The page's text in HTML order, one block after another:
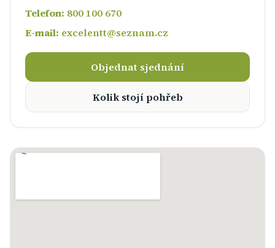
Telefon: 800 100 670
E-mail: excelentt@seznam.cz
Objednat sjednání
Kolik stojí pohřeb